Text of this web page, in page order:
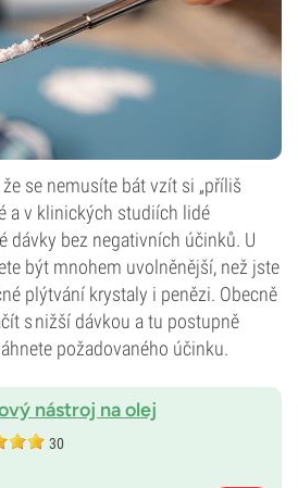
se nemusíte bát vzít si „příliš
a v klinických studiích lidé
dávky bez negativních účinků. U
být mnohem uvolněnější, než jste
plýtvání krystaly i penězi. Obecně
s nižší dávkou a tu postupně
požadovaného účinku.
nástroj na olej
30